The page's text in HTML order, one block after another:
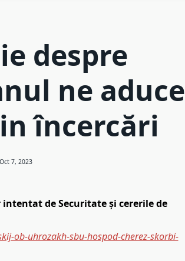
despre
ne aduce
încercări
Oct 7, 2023
de Securitate și cererile de
ob-uhrozakh-sbu-hospod-cherez-skorbi-